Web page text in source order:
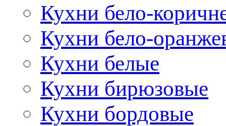
Кухни бело-
Кухни бело-
Кухни белые
Кухни бирюзовые
Кухни бордовые